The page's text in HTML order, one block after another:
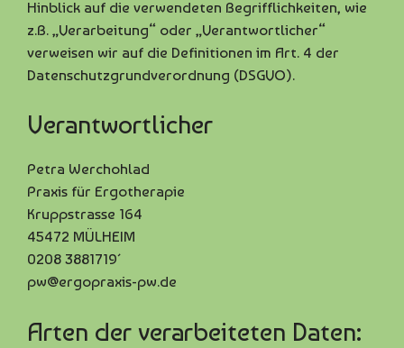
Hinblick auf die verwendeten Begrifflichkeiten, wie
z.B. „Verarbeitung“ oder „Verantwortlicher“
verweisen wir auf die Definitionen im Art. 4 der
Datenschutzgrundverordnung (DSGVO).
Verantwortlicher
Petra Werchohlad
Praxis für Ergotherapie
Kruppstrasse 164
45472 MÜLHEIM
0208 3881719´
pw@ergopraxis-pw.de
Arten der verarbeiteten Daten: